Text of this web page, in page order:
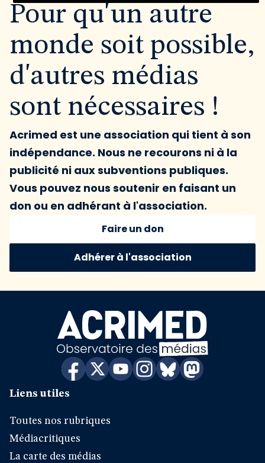
Pour qu'un autre
monde soit possible,
d'autres médias
sont nécessaires !
Acrimed est une association qui tient à son
indépendance. Nous ne recourons ni à la
publicité ni aux subventions publiques.
Vous pouvez nous soutenir en faisant un
don ou en adhérant à l'association.
Faire un don
Adhérer à l'association
Liens utiles
Toutes nos rubriques
Médiacritiques
La carte des médias